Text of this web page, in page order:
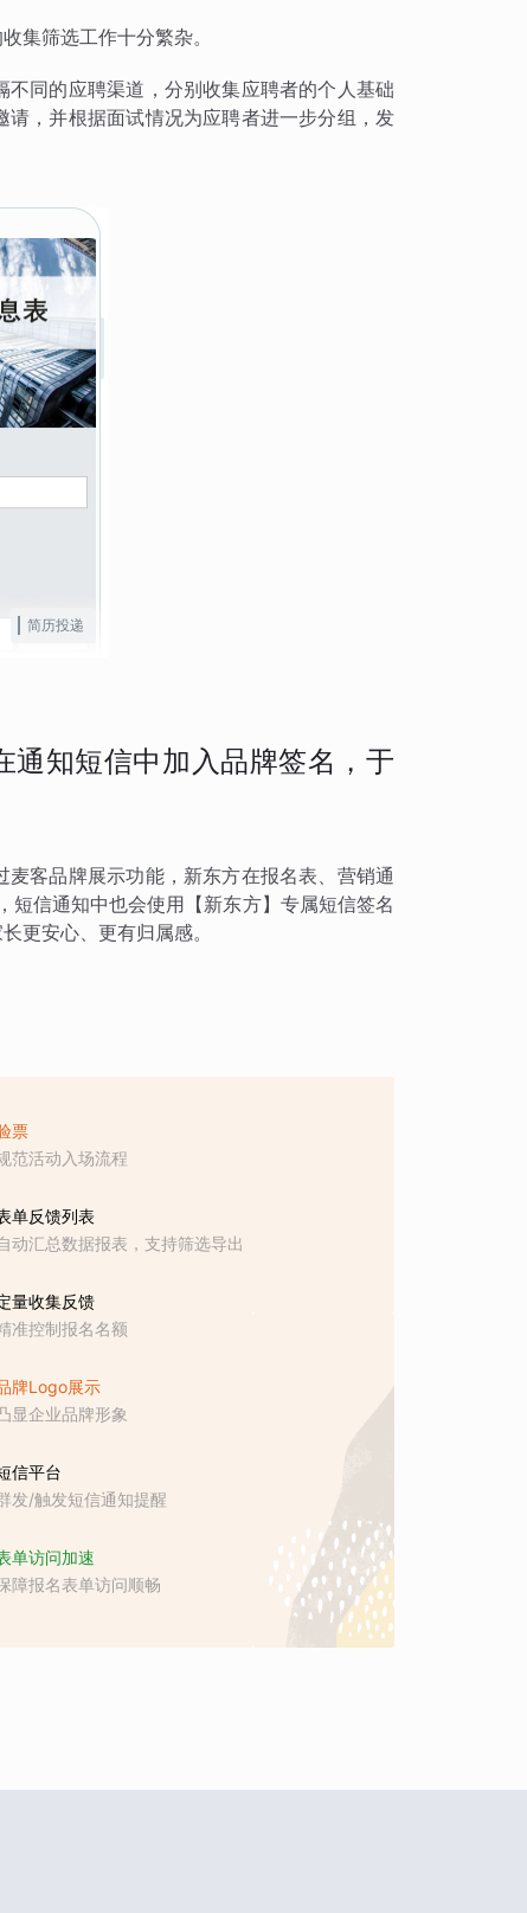
集筛选工作十分繁杂。
同的应聘渠道，分别收集应聘者的个人基础
，并根据面试情况为应聘者进一步分组，发
简历投递
通知短信中加入品牌签名，于
客品牌展示功能，新东方在报名表、营销通
信通知中也会使用【新东方】专属短信签名
更安心、更有归属感。
票
范活动入场流程
单反馈列表
动汇总数据报表，支持筛选导出
量收集反馈
准控制报名名额
牌Logo展示
显企业品牌形象
信平台
发/触发短信通知提醒
单访问加速
障报名表单访问顺畅